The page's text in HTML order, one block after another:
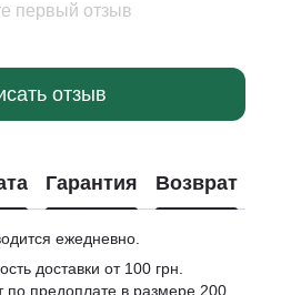
первый отзыв
отзыв
Гарантия Возврат
ежедневно.
доставки от 100 грн.
по предоплате в размере 200